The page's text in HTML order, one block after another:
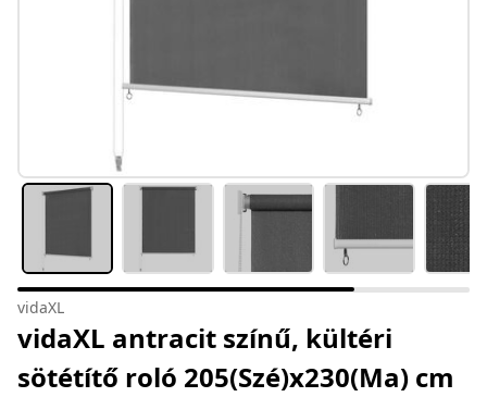
vidaXL
vidaXL antracit színű, kültéri
sötétítő roló 205(Szé)x230(Ma) cm